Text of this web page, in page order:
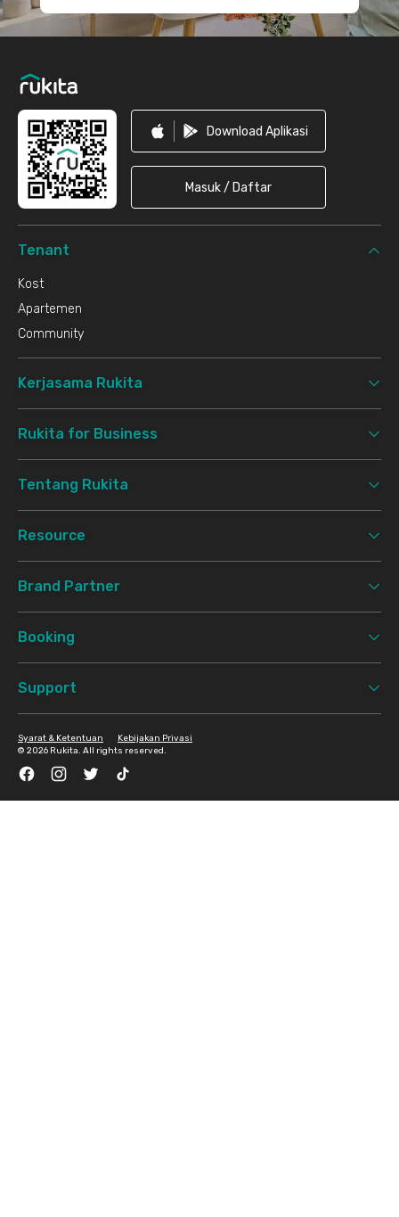
Download Aplikasi
Masuk / Daftar
Tenant
Kost
Apartemen
Community
Kerjasama Rukita
Rukita for Business
Tentang Rukita
Resource
Brand Partner
Booking
Support
© 2026 Rukita. All rights reserved.
Syarat & Ketentuan Kebijakan Privasi
FacebookInstagramTwitter TikTok